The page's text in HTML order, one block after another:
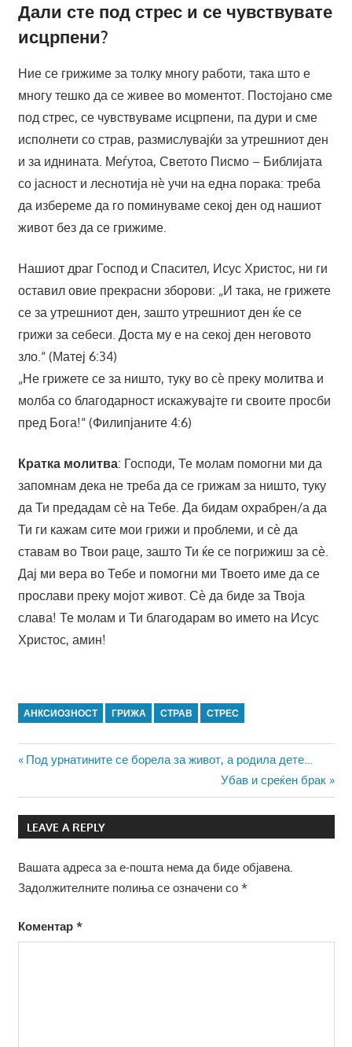
Дали сте под стрес и се чувствувате
исцрпени?
Ние се грижиме за толку многу работи, така што е
многу тешко да се живее во моментот. Постојано сме
под стрес, се чувствуваме исцрпени, па дури и сме
исполнети со страв, размислувајќи за утрешниот ден
и за иднината. Меѓутоа, Светото Писмо – Библијата
со јасност и леснотија нè учи на една порака: треба
да избереме да го поминуваме секој ден од нашиот
живот без да се грижиме.
Нашиот драг Господ и Спасител, Исус Христос, ни ги
оставил овие прекрасни зборови: „И така, не грижете
се за утрешниот ден, зашто утрешниот ден ќе се
грижи за себеси. Доста му е на секој ден неговото
зло.“ (Матеј 6:34)
„Не грижете се за ништо, туку во сè преку молитва и
молба со благодарност искажувајте ги своите просби
пред Бога!“ (Филипјаните 4:6)
Кратка молитва: Господи, Те молам помогни ми да
запомнам дека не треба да се грижам за ништо, туку
да Ти предадам сѐ на Тебе. Да бидам охрабрен/а да
Ти ги кажам сите мои грижи и проблеми, и сѐ да
ставам во Твои раце, зашто Ти ќе се погрижиш за сѐ.
Дај ми вера во Тебе и помогни ми Твоето име да се
прослави преку мојот живот. Сѐ да биде за Твоја
слава! Те молам и Ти благодарам во името на Исус
Христос, амин!
АНКСИОЗНОСТ ГРИЖА СТРАВ СТРЕС
Навигација
на
напис
Previous
Под урнатините се борела за живот, а родила дете…
Next
Post:
Убав и среќен брак
LEAVE A REPLY
Вашата адреса за е-пошта нема да биде објавена.
Задолжителните полиња се означени со *
Коментар *